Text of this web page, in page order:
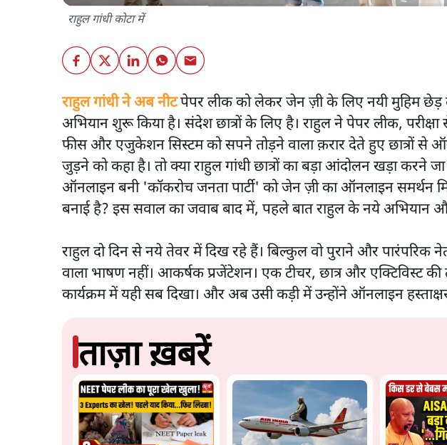
राहुल गांधी कोटा में
राहुल गांधी ने अब नीटपेपर लीक को लेकर जेन ज़ी के लिए नयी मुहिम छेड़
अभियान शुरू किया है। संदेश छात्रों के लिए है। राहुल ने पेपर लीक,
फीस और एजुकेशन सिस्टम को सपने तोड़ने वाला क़रार देते हुए छात्रों से
जुड़ने को कहा है। तो क्या राहुल गांधी छात्रों का बड़ा आंदोलन खड़ा करने
ऑनलाइन बनी 'कॉकरोच जनता पार्टी' को जेन ज़ी का ऑनलाइन समर्थन
बनाई है? इस सवाल का जवाब बाद में, पहले बात राहुल के नये अभियान
राहुल दो दिन से नये तेवर में दिख रहे हैं। बिल्कुल वो पुराने और पारंपरिक
वाला भाषण नहीं। आकर्षक प्रजेंटेशन। एक टीचर, छात्र और एक्टिविस्ट
कार्यक्रम में यही सब दिखा। और अब उसी कड़ी में उन्होंने ऑनलाइन
ताज़ा ख़बरें